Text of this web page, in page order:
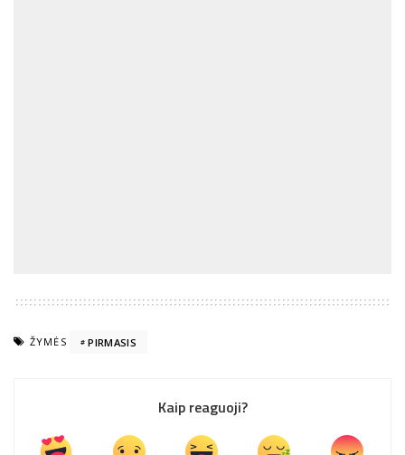
ŽYMĖS PIRMASIS
Kaip reaguoji?